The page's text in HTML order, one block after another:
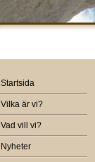
Startsida
Vilka är vi?
Vad vill vi?
Nyheter